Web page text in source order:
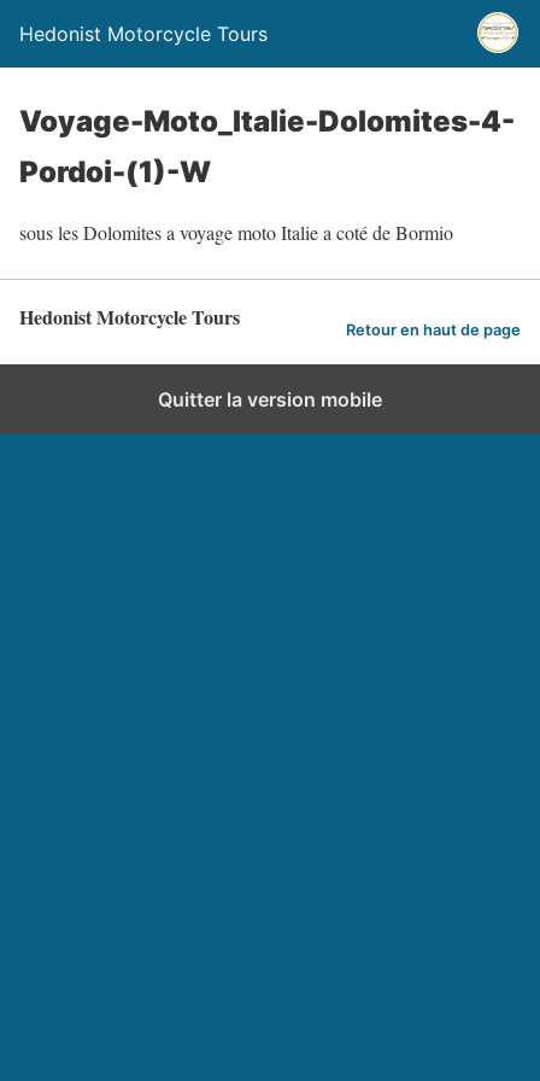
Hedonist Motorcycle Tours
Voyage-Moto_Italie-Dolomites-4-
Pordoi-(1)-W
sous les Dolomites a voyage moto Italie a coté de Bormio
Hedonist Motorcycle Tours Retour en haut de page
Quitter la version mobile